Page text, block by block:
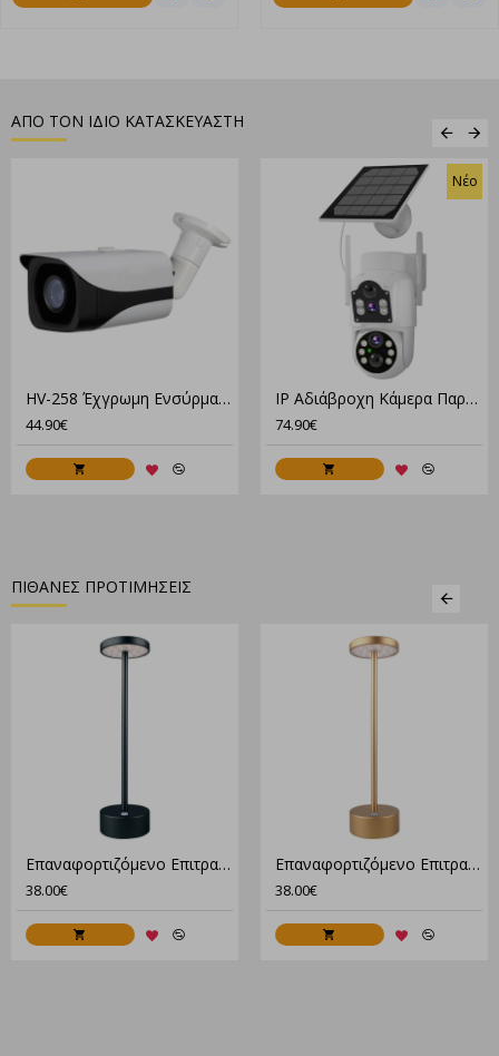
ΑΠΟ ΤΟΝ ΙΔΙΟ ΚΑΤΑΣΚΕΥΑΣΤΗ
HV-258 Έχγρωμη Eνσύρματη Κάμερα Ανθεκτική Στις Καιρικές Συνθήκες
44.90€
Νέο
IP Αδιάβροχη Κάμερα Παρακολούθησης 4G Μπαταρίας Με Ηλιακό Πάνελ XM-3550
74.90€
ΠΙΘΑΝΕΣ ΠΡΟΤΙΜΗΣΕΙΣ
Επαναφορτιζόμενο Επιτραπέζιο Αδιάβροχο Φωτιστικό Led Σε Μαύρο Χρώμα
38.00€
Επαναφορτιζόμενο Επιτραπέζιο Αδιάβροχο Φωτιστικό Led Σε Χρυσό Χρώμα
38.00€